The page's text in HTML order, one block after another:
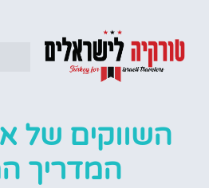
השווקים של
המדריך